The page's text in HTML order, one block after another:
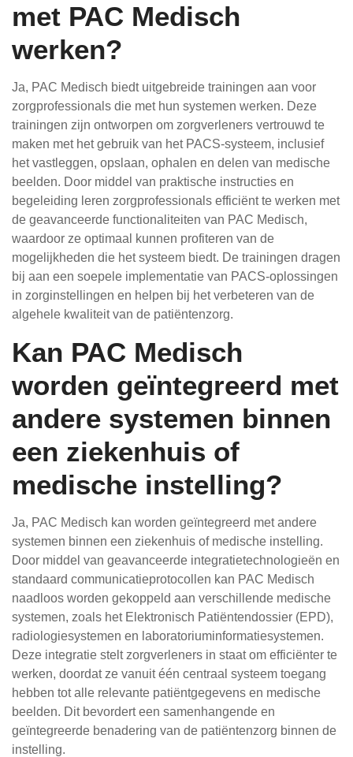
met PAC Medisch
werken?
Ja, PAC Medisch biedt uitgebreide trainingen aan voor
zorgprofessionals die met hun systemen werken. Deze
trainingen zijn ontworpen om zorgverleners vertrouwd te
maken met het gebruik van het PACS-systeem, inclusief
het vastleggen, opslaan, ophalen en delen van medische
beelden. Door middel van praktische instructies en
begeleiding leren zorgprofessionals efficiënt te werken met
de geavanceerde functionaliteiten van PAC Medisch,
waardoor ze optimaal kunnen profiteren van de
mogelijkheden die het systeem biedt. De trainingen dragen
bij aan een soepele implementatie van PACS-oplossingen
in zorginstellingen en helpen bij het verbeteren van de
algehele kwaliteit van de patiëntenzorg.
Kan PAC Medisch
worden geïntegreerd met
andere systemen binnen
een ziekenhuis of
medische instelling?
Ja, PAC Medisch kan worden geïntegreerd met andere
systemen binnen een ziekenhuis of medische instelling.
Door middel van geavanceerde integratietechnologieën en
standaard communicatieprotocollen kan PAC Medisch
naadloos worden gekoppeld aan verschillende medische
systemen, zoals het Elektronisch Patiëntendossier (EPD),
radiologiesystemen en laboratoriuminformatiesystemen.
Deze integratie stelt zorgverleners in staat om efficiënter te
werken, doordat ze vanuit één centraal systeem toegang
hebben tot alle relevante patiëntgegevens en medische
beelden. Dit bevordert een samenhangende en
geïntegreerde benadering van de patiëntenzorg binnen de
instelling.